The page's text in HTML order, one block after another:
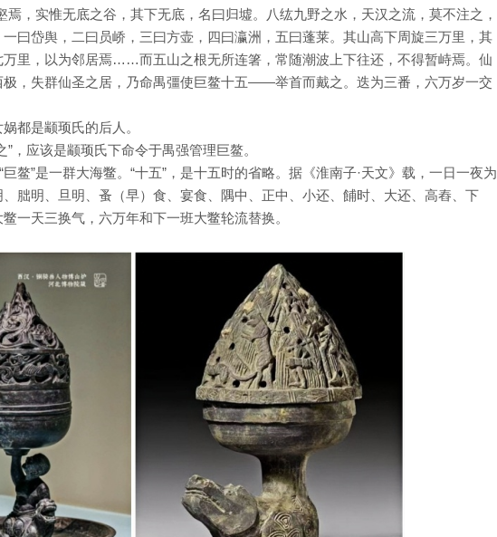
焉，实惟无底之谷，其下无底，名曰归墟。八纮九野之水，天汉之流，莫不注之，
曰岱舆，二曰员峤，三曰方壶，四曰瀛洲，五曰蓬莱。其山高下周旋三万里，其
里，以为邻居焉……而五山之根无所连箸，常随潮波上下往还，不得暂峙焉。仙
，失群仙圣之居，乃命禺彊使巨鳌十五——举首而戴之。迭为三番，六万岁一交
都是颛顼氏的后人。
，应该是颛顼氏下命令于禺强管理巨鳌。
鳌”是一群大海鳖。“十五”，是十五时的省略。据《淮南子·天文》载，一日一夜为
朏明、旦明、蚤（早）食、宴食、隅中、正中、小还、餔时、大还、高舂、下
一天三换气，六万年和下一班大鳖轮流替换。